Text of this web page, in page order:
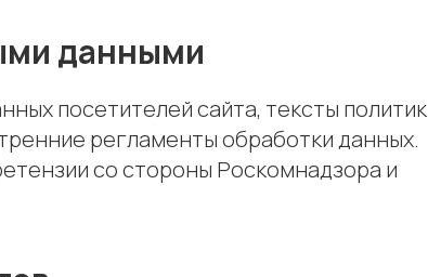
данными
посетителей сайта, тексты политик
регламенты обработки данных.
со стороны Роскомнадзора и